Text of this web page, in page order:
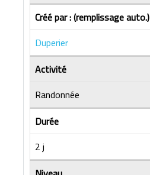
Créé par : (remplissage auto.)
Duperier
Activité
Randonnée
Durée
2 j